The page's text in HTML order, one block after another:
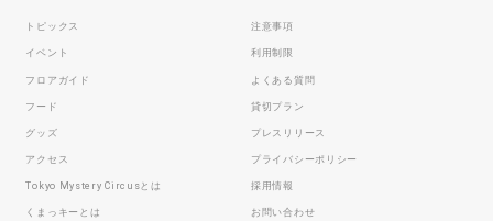
トピックス
イベント
フロアガイド
フード
グッズ
アクセス
Tokyo Mystery Circusとは
くまっキーとは
注意事項
利用制限
よくある質問
貸切プラン
プレスリリース
プライバシーポリシー
採用情報
お問い合わせ